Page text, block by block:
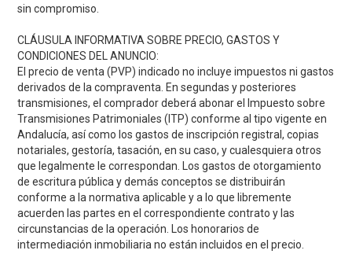
sin compromiso.
CLÁUSULA INFORMATIVA SOBRE PRECIO, GASTOS Y
CONDICIONES DEL ANUNCIO:
El precio de venta (PVP) indicado no incluye impuestos ni gastos
derivados de la compraventa. En segundas y posteriores
transmisiones, el comprador deberá abonar el Impuesto sobre
Transmisiones Patrimoniales (ITP) conforme al tipo vigente en
Andalucía, así como los gastos de inscripción registral, copias
notariales, gestoría, tasación, en su caso, y cualesquiera otros
que legalmente le correspondan. Los gastos de otorgamiento
de escritura pública y demás conceptos se distribuirán
conforme a la normativa aplicable y a lo que libremente
acuerden las partes en el correspondiente contrato y las
circunstancias de la operación. Los honorarios de
intermediación inmobiliaria no están incluidos en el precio.